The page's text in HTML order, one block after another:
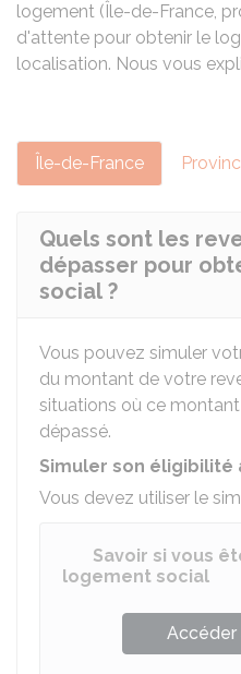
logement (Île-de-France,
d'attente pour obtenir le
localisation. Nous vous
Île-de-France
Quels sont les
dépasser pour
social ?
Vous pouvez simuler
du montant de votre
situations où ce
dépassé.
Simuler son éligibilité
Vous devez utiliser le
Savoir si vous
logement social
Accéder